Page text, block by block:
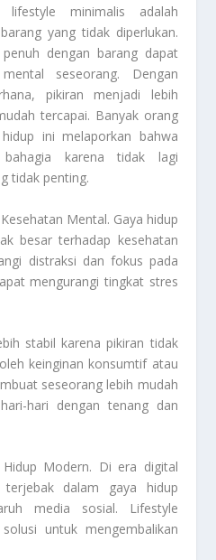
minimalis adalah
yang tidak diperlukan.
dengan barang dapat
seseorang. Dengan
pikiran menjadi lebih
tercapai. Banyak orang
ini melaporkan bahwa
karena tidak lagi
tidak penting.
Mental. Gaya hidup
besar terhadap kesehatan
distraksi dan fokus pada
mengurangi tingkat stres
stabil karena pikiran tidak
keinginan konsumtif atau
seseorang lebih mudah
hari dengan tenang dan
Hidup Modern. Di era digital
dalam gaya hidup
media sosial. Lifestyle
untuk mengembalikan